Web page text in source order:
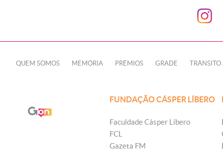
QUEM SOMOS MEMÓRIA PRÊMIOS GRADE TRÂNSITO
FUNDAÇÃO CÁSPER LÍBERO
Faculdade Cásper Líbero
FCL
Gazeta FM